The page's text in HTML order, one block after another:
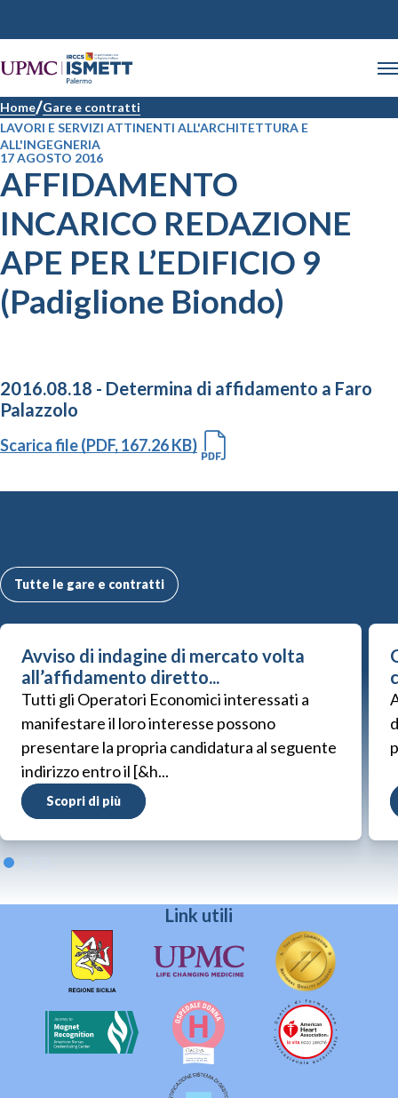
Home Gare e contratti
LAVORI E SERVIZI ATTINENTI ALL'ARCHITETTURA E
ALL'INGEGNERIA
17 AGOSTO 2016
AFFIDAMENTO
INCARICO REDAZIONE
APE PER L’EDIFICIO 9
(Padiglione Biondo)
2016.08.18 - Determina di affidamento a Faro
Palazzolo
Scarica file (PDF, 167.26 KB)
Tutte le gare e contratti
Avviso di indagine di mercato volta
all’affidamento diretto...
Tutti gli Operatori Economici interessati a
manifestare il loro interesse possono
presentare la propria candidatura al seguente
indirizzo entro il [&h...
Scopri di più
Link utili